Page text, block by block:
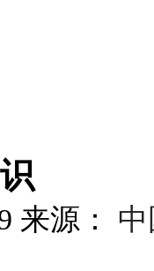
来源：